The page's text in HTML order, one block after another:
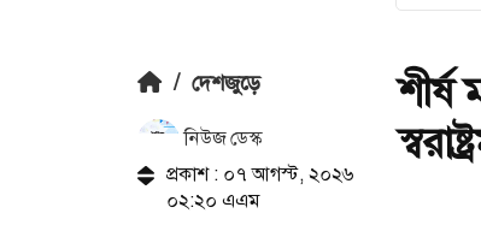
/ দেশজুড়ে
নিউজ ডেস্ক
প্রকাশ : ০৭ আগস্ট, ২০২৬
০২:২০ এএম
শীর্ষ